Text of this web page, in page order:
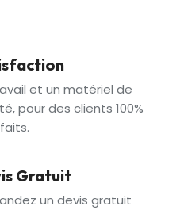
et un matériel de
pour des clients 100%
Gratuit
un devis gratuit